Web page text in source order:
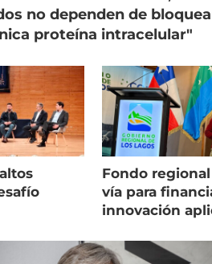
no dependen de
proteína intracelular"
Fondo
vía para
innovación